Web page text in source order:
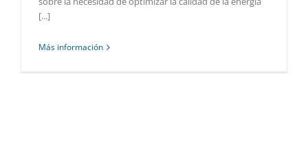
[...]
Más información